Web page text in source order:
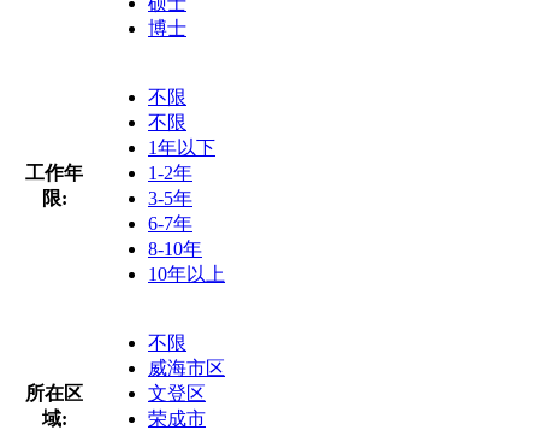
博士
工作年
限:
不限
不限
1年以下
1-2年
3-5年
6-7年
8-10年
10年以上
所在区
域:
不限
威海市区
文登区
荣成市